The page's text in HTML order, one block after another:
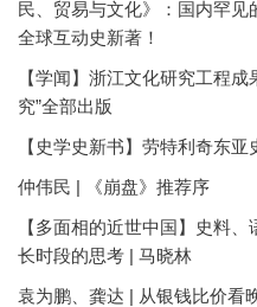
民、贸易与文化》：国内罕
全球互动史新著！
【学闻】浙江文化研究工程
究”全部出版
【史学史新书】劳特利奇东
仲伟民 | 《崩盘》推荐序
【多面相的近世中国】史料
长时段的思考 | 马晓林
袁为鹏、龚达 | 从银钱比价看